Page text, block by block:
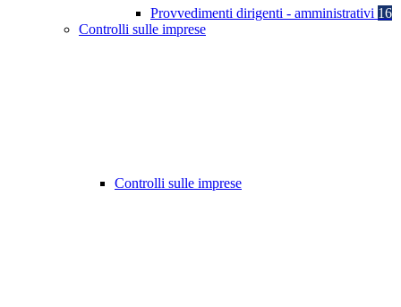
Provvedimenti dirigenti - amministrativi 16
Controlli sulle imprese
Controlli sulle imprese